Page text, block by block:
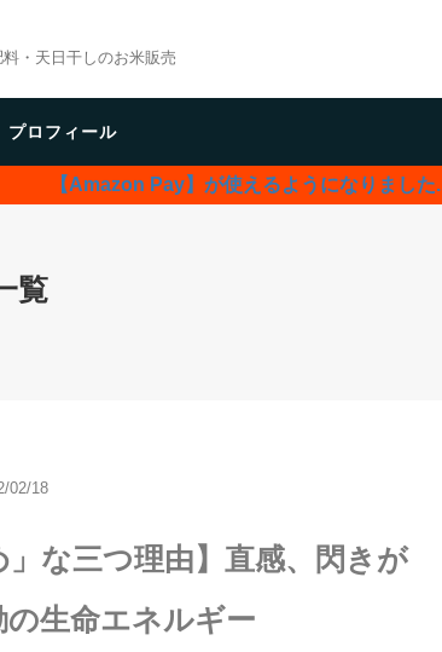
・天日干しのお米販売
プロフィール
【Amazon Pay】が使えるようになりました.
覧
02/18
」な三つ理由】直感、閃きが
生命エネルギー